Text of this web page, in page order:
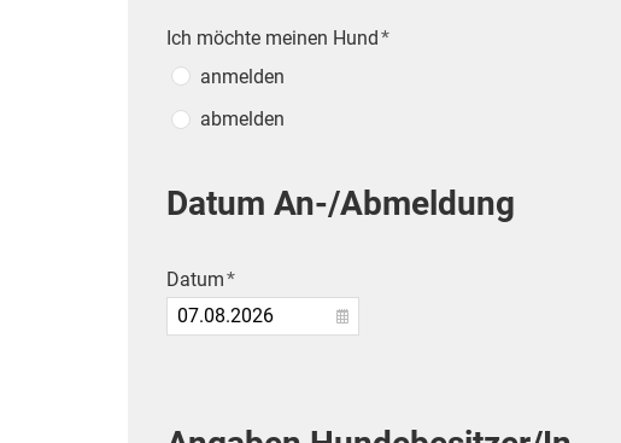
Ich möchte meinen Hund*
anmelden
abmelden
Besitzerwechsel
Wegzug
Datum An-/Abmeldung
Datum*